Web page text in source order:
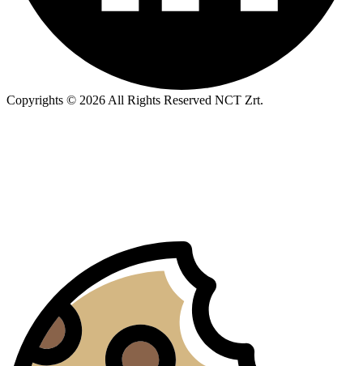
Copyrights © 2026 All Rights Reserved NCT Zrt.